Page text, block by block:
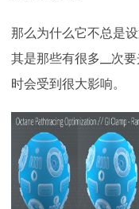
那么为什么它不总是
其是那些有很多__次
时会受到很大影响。